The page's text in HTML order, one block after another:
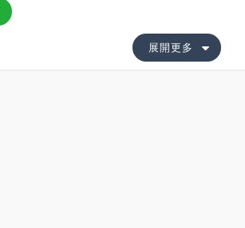
展開更多